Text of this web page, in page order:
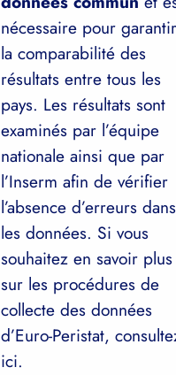
nécessaire pour garantir
la comparabilité des
résultats entre tous les
pays. Les résultats sont
examinés par l’équipe
nationale ainsi que par
l’Inserm afin de vérifier
l’absence d’erreurs dans
les données. Si vous
souhaitez en savoir plus
sur les procédures de
collecte des données
d’Euro-Peristat,
ici.